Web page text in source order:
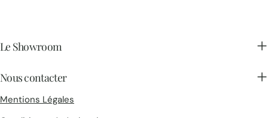
Le Showroom
Nous contacter
Mentions Légales